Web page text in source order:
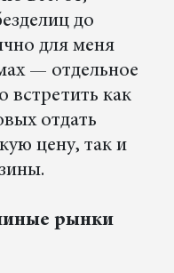
до
для меня
— отдельное
встретить как
отдать
цену, так и
рынки